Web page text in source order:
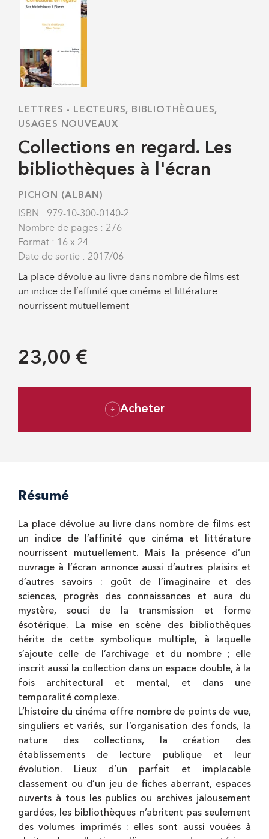
LETTRES -
LECTEURS, BIBLIOTHÈQUES,
USAGES NOUVEAUX
Collections en regard. Les
bibliothèques à l'écran
PICHON (ALBAN)
ISBN : 979-10-300-0140-2
Nombre de pages : 276
Format : 16 x 24
Date de sortie : 2017/06
La place dévolue au livre dans nombre de films est
un indice de l’affinité que cinéma et littérature
nourrissent mutuellement
23,00 €
Acheter
Résumé
La place dévolue au livre dans nombre de films est
un indice de l’affinité que cinéma et littérature
nourrissent mutuellement. Mais la présence d’un
ouvrage à l’écran annonce aussi d’autres plaisirs et
d’autres savoirs : goût de l’imaginaire et des
sciences, progrès des connaissances et aura du
mystère, souci de la transmission et forme
ésotérique. La mise en scène des bibliothèques
hérite de cette symbolique multiple, à laquelle
s’ajoute celle de l’archivage et du nombre ; elle
inscrit aussi la collection dans un espace double, à la
fois architectural et mental, et dans une
temporalité complexe.
L’histoire du cinéma offre nombre de points de vue,
singuliers et variés, sur l’organisation des fonds, la
nature des collections, la création des
établissements de lecture publique et leur
évolution. Lieux d’un parfait et implacable
classement ou d’un jeu de fiches aberrant, espaces
ouverts à tous les publics ou archives jalousement
gardées, les bibliothèques n’abritent pas seulement
des volumes imprimés : elles sont aussi vouées à